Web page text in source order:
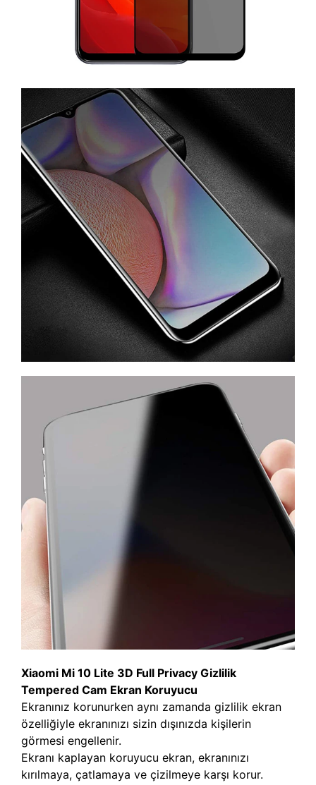
Xiaomi Mi 10 Lite 3D Full Privacy Gizlilik
Tempered Cam Ekran Koruyucu
Ekranınız korunurken aynı zamanda gizlilik ekran
özelliğiyle ekranınızı sizin dışınızda kişilerin
görmesi engellenir.
Ekranı kaplayan koruyucu ekran, ekranınızı
kırılmaya, çatlamaya ve çizilmeye karşı korur.